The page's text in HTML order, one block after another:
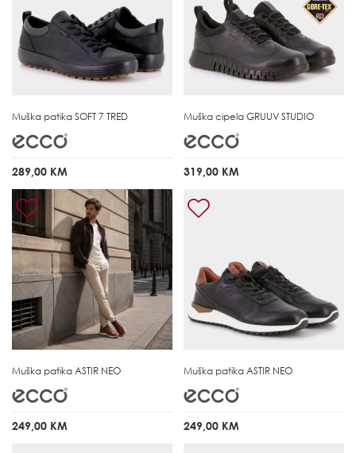
Muška patika SOFT 7 TRED
289,00 KM
Muška cipela GRUUV STUDIO
319,00 KM
Muška patika ASTIR NEO
249,00 KM
Muška patika ASTIR NEO
249,00 KM